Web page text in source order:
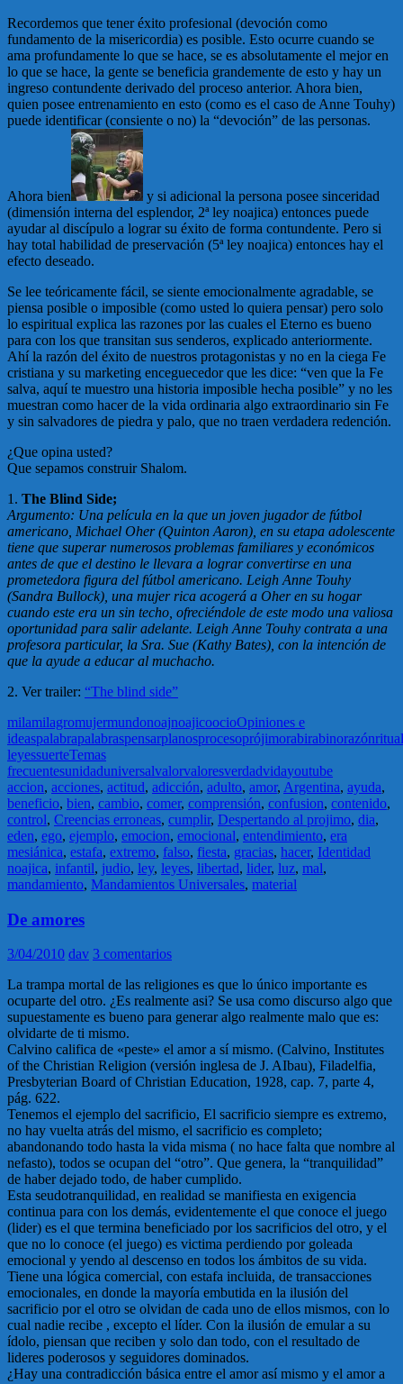
Recordemos que tener éxito profesional (devoción como
fundamento de la misericordia) es posible. Esto ocurre cuando se
ama profundamente lo que se hace, se es absolutamente el mejor en
lo que se hace, la gente se beneficia grandemente de esto y hay un
ingreso contundente derivado del proceso anterior. Ahora bien,
quien posee entrenamiento en esto (como es el caso de Anne Touhy)
puede identificar (consiente o no) la “devoción” de las personas.
Ahora bien
y si adicional la persona posee sinceridad
(dimensión interna del esplendor, 2ª ley noajica) entonces puede
ayudar al discípulo a lograr su éxito de forma contundente. Pero si
hay total habilidad de preservación (5ª ley noajica) entonces hay el
efecto deseado.
Se lee teóricamente fácil, se siente emocionalmente agradable, se
piensa posible o imposible (como usted lo quiera pensar) pero solo
lo espiritual explica las razones por las cuales el Eterno es bueno
para con los que transitan sus senderos, explicado anteriormente.
Ahí la razón del éxito de nuestros protagonistas y no en la ciega Fe
cristiana y su marketing enceguecedor que les dice: “ven que la Fe
salva, aquí te muestro una historia imposible hecha posible” y no les
muestran como hacer de la vida ordinaria algo extraordinario sin Fe
y sin salvadores de piedra y palo, que no traen verdadera redención.
¿Que opina usted?
Que sepamos construir Shalom.
1. The Blind Side;
Argumento: Una película en la que un joven jugador de fútbol
americano, Michael Oher (Quinton Aaron), en su etapa adolescente
tiene que superar numerosos problemas familiares y económicos
antes de que el destino le llevara a lograr convertirse en una
prometedora figura del fútbol americano. Leigh Anne Touhy
(Sandra Bullock), una mujer rica acogerá a Oher en su hogar
cuando este era un sin techo, ofreciéndole de este modo una valiosa
oportunidad para salir adelante. Leigh Anne Touhy contrata a una
profesora particular, la Sra. Sue (Kathy Bates), con la intención de
que la ayude a educar al muchacho.
2. Ver trailer: “The blind side”
milamilagromujermundonoajnoajicoocioOpiniones e
ideaspalabrapalabraspensarplanosprocesoprójimorabirabinorazónritual
leyessuerteTemas
frecuentesunidaduniversalvalorvaloresverdadvidayoutube
accion, acciones, actitud, adicción, adulto, amor, Argentina, ayuda,
beneficio, bien, cambio, comer, comprensión, confusion, contenido,
control, Creencias erroneas, cumplir, Despertando al projimo, dia,
eden, ego, ejemplo, emocion, emocional, entendimiento, era
mesiánica, estafa, extremo, falso, fiesta, gracias, hacer, Identidad
noajica, infantil, judio, ley, leyes, libertad, lider, luz, mal,
mandamiento, Mandamientos Universales, material
De amores
3/04/2010 dav 3 comentarios
La trampa mortal de las religiones es que lo único importante es
ocuparte del otro. ¿Es realmente asi? Se usa como discurso algo que
supuestamente es bueno para generar algo realmente malo que es:
olvidarte de ti mismo.
Calvino califica de «peste» el amor a sí mismo. (Calvino, Institutes
of the Christian Religion (versión inglesa de J. AIbau), Filadelfia,
Presbyterian Board of Christian Education, 1928, cap. 7, parte 4,
pág. 622.
Tenemos el ejemplo del sacrificio, El sacrificio siempre es extremo,
no hay vuelta atrás del mismo, el sacrificio es completo;
abandonando todo hasta la vida misma ( no hace falta que nombre al
nefasto), todos se ocupan del “otro”. Que genera, la “tranquilidad”
de haber dejado todo, de haber cumplido.
Esta seudotranquilidad, en realidad se manifiesta en exigencia
continua para con los demás, evidentemente el que conoce el juego
(lider) es el que termina beneficiado por los sacrificios del otro, y el
que no lo conoce (el juego) es victima perdiendo por goleada
emocional y yendo al descenso en todos los ámbitos de su vida.
Tiene una lógica comercial, con estafa incluida, de transacciones
emocionales, en donde la mayoría embutida en la ilusión del
sacrificio por el otro se olvidan de cada uno de ellos mismos, con lo
cual nadie recibe , excepto el líder. Con la ilusión de emular a su
ídolo, piensan que reciben y solo dan todo, con el resultado de
lideres poderosos y seguidores dominados.
¿Hay una contradicción básica entre el amor así mismo y el amor a